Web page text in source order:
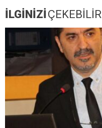
İLGİNİZİÇEKEBİLİR